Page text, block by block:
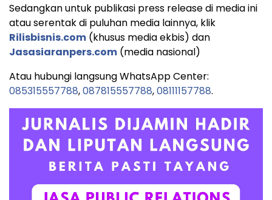
Sedangkan untuk publikasi press release di media ini
atau serentak di puluhan media lainnya, klik
Rilisbisnis.com (khusus media ekbis) dan
Jasasiaranpers.com (media nasional)
Atau hubungi langsung WhatsApp Center:
085315557788,087815557788,08111157788.